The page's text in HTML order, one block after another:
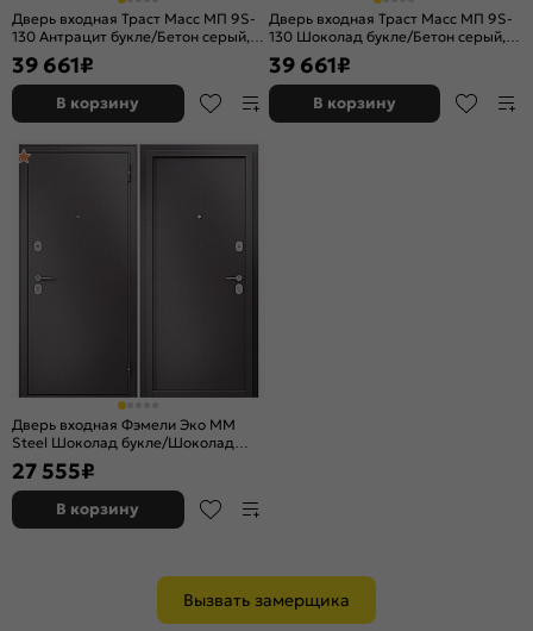
Дверь входная Траст Масс МП 9S-
130 Антрацит букле/Бетон серый, 2
замка, с ночной задвижкой
39 661₽
В корзину
Дверь входная Траст Масс МП 9S-
130 Шоколад букле/Бетон серый, 2
замка, с ночной задвижкой
39 661₽
В корзину
Дверь входная Фэмели Эко ММ
Steel Шоколад букле/Шоколад
букле, 2 замка
27 555₽
В корзину
Вызвать замерщика